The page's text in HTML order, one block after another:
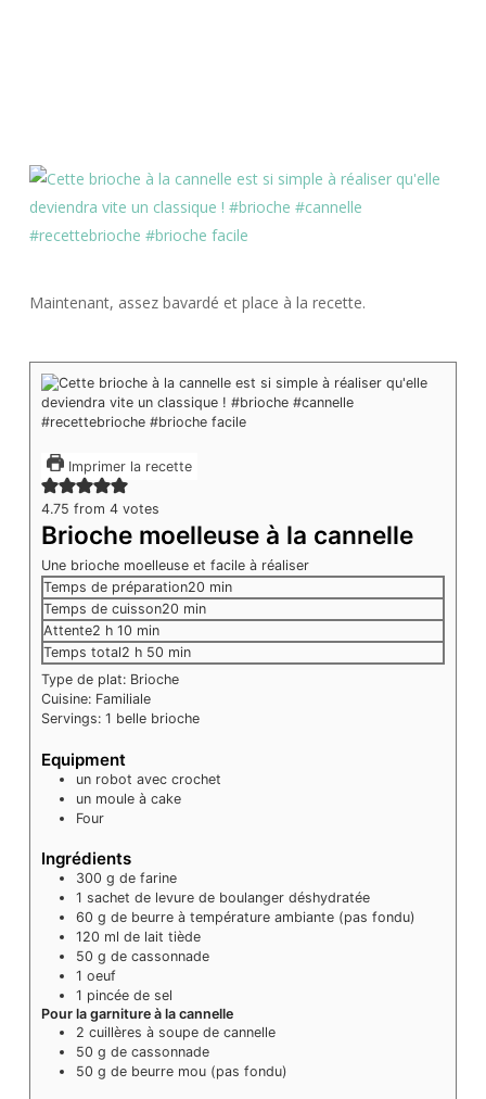
Maintenant, assez bavardé et place à la recette.
Imprimer la recette
4.75 from 4votes
Brioche moelleuse à la cannelle
Une brioche moelleuse et facile à réaliser
Temps de préparation20minutes
min
Temps de cuisson20minutes
min
Attente2heures
h 10minutes
min
Temps total2heures
h 50minutes
min
Type de plat: Brioche
Cuisine: Familiale
Servings: 1 belle brioche
Equipment
un robot avec crochet
un moule à cake
Four
Ingrédients
300 g de farine
1 sachet de levure de boulanger déshydratée
60 g de beurre à température ambiante (pas fondu)
120 ml de lait tiède
50 g de cassonnade
1 oeuf
1 pincée de sel
Pour la garniture à la cannelle
2 cuillères à soupe de cannelle
50 g de cassonnade
50 g de beurre mou (pas fondu)